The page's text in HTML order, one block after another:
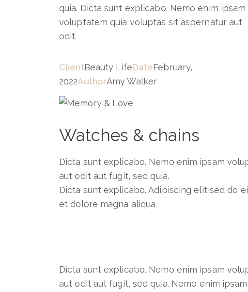
quia. Dicta sunt explicabo. Nemo enim ipsam
voluptatem quia voluptas sit aspernatur aut
odit.
ClientBeauty LifeDateFebruary,
2022AuthorAmy Walker
Watches & chains
Dicta sunt explicabo. Nemo enim ipsam
aut odit aut fugit, sed quia.
Dicta sunt explicabo. Adipiscing elit sed do
et dolore magna aliqua.
Dicta sunt explicabo. Nemo enim ipsam
aut odit aut fugit, sed quia. Nemo enim